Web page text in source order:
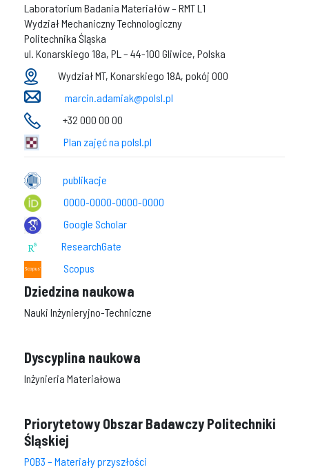
Laboratorium Badania Materiałów – RMT L1
Wydział Mechaniczny Technologiczny
Politechnika Śląska
ul. Konarskiego 18a, PL – 44-100 Gliwice, Polska
Wydział MT, Konarskiego 18A, pokój 000
marcin.adamiak@polsl.pl
+32 000 00 00
Plan zajęć na polsl.pl
publikacje
0000-0000-0000-0000
Google Scholar
ResearchGate
Scopus
Dziedzina naukowa
Nauki Inżynieryjno-Techniczne
Dyscyplina naukowa
Inżynieria Materiałowa
Priorytetowy Obszar Badawczy Politechniki
Śląskiej
POB3 – Materiały przyszłości